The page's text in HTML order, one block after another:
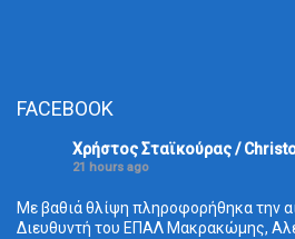
FACEBOOK
Χρήστος Σταϊκούρας /
21 hours ago
Με βαθιά θλίψη πληροφορήθηκα την
Διευθυντή του ΕΠΑΛ Μακρακώμης,